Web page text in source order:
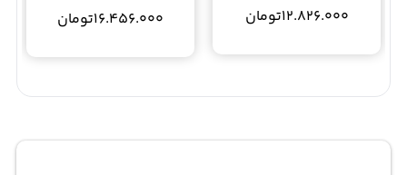
12.826.000تومان 16.456.000تومان